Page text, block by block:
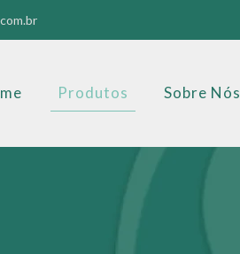
Produtos Sobre Nós